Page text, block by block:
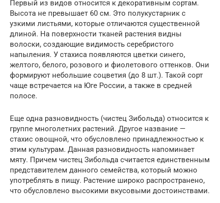
Первый из видов относится к декоративным сортам.
Высота не превышает 60 см. Это полукустарник с
узкими листьями, которые отличаются существенной
длиной. На поверхности тканей растения видны
волоски, создающие видимость серебристого
напыления. У стахиса появляются цветки синего,
желтого, белого, розового и фиолетового оттенков. Они
формируют небольшие соцветия (до 8 шт.). Такой сорт
чаще встречается на Юге России, а также в средней
полосе.
Еще одна разновидность (чистец Зибольда) относится к
группе многолетних растений. Другое название —
стахис овощной, что обусловлено принадлежностью к
этим культурам. Данная разновидность напоминает
мяту. Причем чистец Зибольда считается единственным
представителем данного семейства, который можно
употреблять в пищу. Растение широко распространено,
что обусловлено высокими вкусовыми достоинствами.